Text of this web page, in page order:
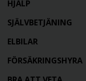
HJÄLP
SJÄLVBETJÄNING
ELBILAR
FÖRSÄKRINGSHYRA